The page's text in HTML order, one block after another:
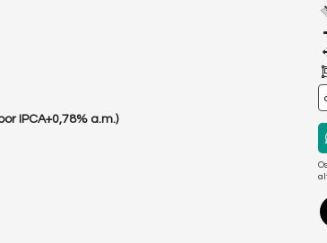
IPCA+0,78% a.m.)